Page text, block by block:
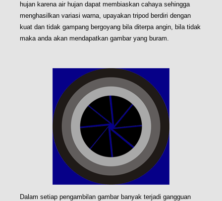
hujan karena air hujan dapat membiaskan cahaya sehingga
menghasilkan variasi warna, upayakan tripod berdiri dengan
kuat dan tidak gampang bergoyang bila diterpa angin, bila tidak
maka anda akan mendapatkan gambar yang buram.
Dalam setiap pengambilan gambar banyak terjadi gangguan